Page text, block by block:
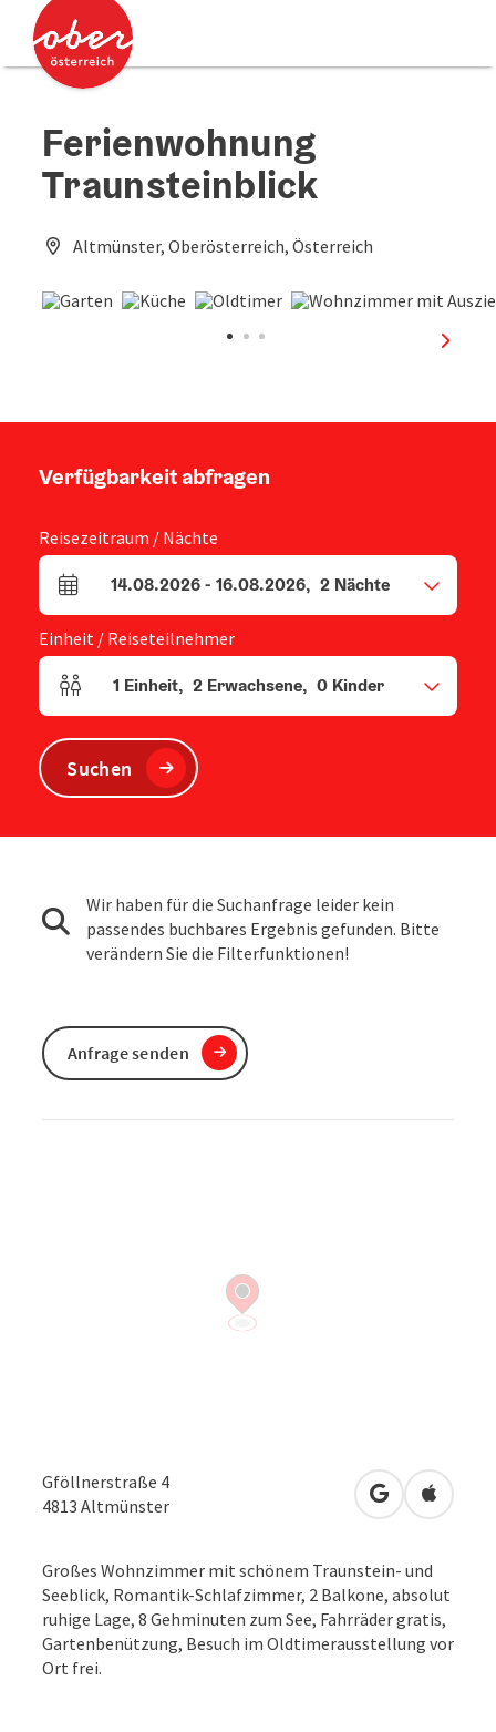
Zum Inhalt
Zum Seitenanfang
Ferienwohnung
Traunsteinblick
Altmünster, Oberösterreich, Österreich
Gföllnerstraße 4
4813 Altmünster in Google
in
Großes Wohnzimmer mit schönem Traunstein- und
Seeblick, Romantik-Schlafzimmer, 2 Balkone, absolut
ruhige Lage, 8 Gehminuten zum See, Fahrräder gratis,
Gartenbenützung, Besuch im Oldtimerausstellung vor
Ort frei.
Verfügbarkeit abfragen
Reisezeitraum / Nächte
An- und Abreisefelder
14.08.2026- 16.08.2026, 2 Nächte
Einheit / Reiseteilnehmer
Einheitenanzahl und Personenfelder
1 Einheit, 2 Erwachsene, 0 Kinder
Suchen
Wir haben für die Suchanfrage leider kein
passendes buchbares Ergebnis gefunden. Bitte
verändern Sie die Filterfunktionen!
Anfrage senden